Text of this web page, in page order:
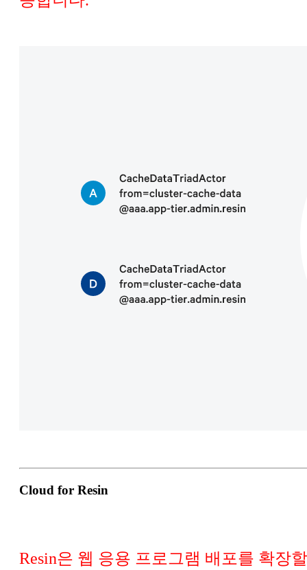
Cloud for Resin
Resin은 웹 응용 프로그램 배포를 확장할